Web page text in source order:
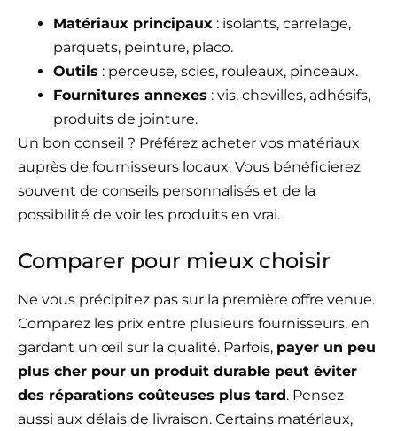
Matériaux principaux : isolants, carrelage,
parquets, peinture, placo.
Outils : perceuse, scies, rouleaux, pinceaux.
Fournitures annexes : vis, chevilles, adhésifs,
produits de jointure.
Un bon conseil ? Préférez acheter vos matériaux
auprès de fournisseurs locaux. Vous bénéficierez
souvent de conseils personnalisés et de la
possibilité de voir les produits en vrai.
Comparer pour mieux choisir
Ne vous précipitez pas sur la première offre venue.
Comparez les prix entre plusieurs fournisseurs, en
gardant un œil sur la qualité. Parfois, payer un peu
plus cher pour un produit durable peut éviter
des réparations coûteuses plus tard. Pensez
aussi aux délais de livraison. Certains matériaux,